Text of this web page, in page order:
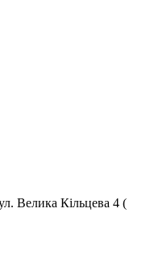
Велика Кільцева 4 (